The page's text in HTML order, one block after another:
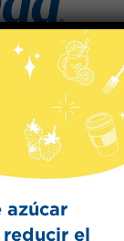
con
todos los
caliente en
cilindro
en un
y
el
for
Dish